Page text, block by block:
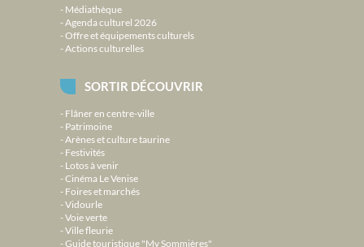
Médiathèque
Agenda culturel 2026
Offre et équipements culturels
Actions culturelles
SORTIR DÉCOUVRIR
Flâner en centre-ville
Patrimoine
Arènes et culture taurine
Festivités
Lotos à venir
Cinéma Le Venise
Foires et marchés
Vidourle
Voie verte
Ville fleurie
Guide touristique "My Sommières"